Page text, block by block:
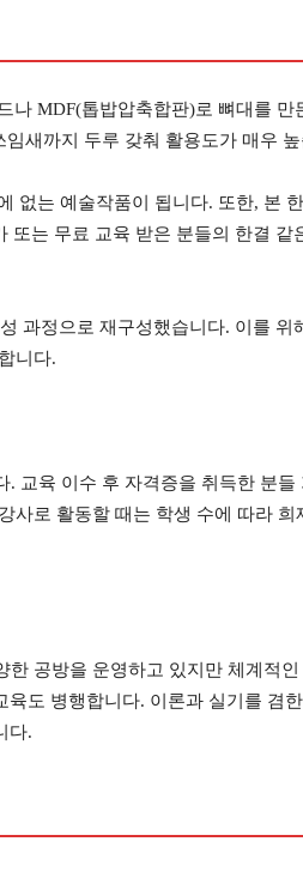
MDF(톱밥압축합판)로 뼈대를 만
새까지 두루 갖춰 활용도가 매우
없는 예술작품이 됩니다. 또한, 본
는 무료 교육 받은 분들의 한결 같
과정으로 재구성했습니다. 이를
니다.
교육 이수 후 자격증을 취득한 분
로 활동할 때는 학생 수에 따라
공방을 운영하고 있지만 체계적
도 병행합니다. 이론과 실기를 겸
다.